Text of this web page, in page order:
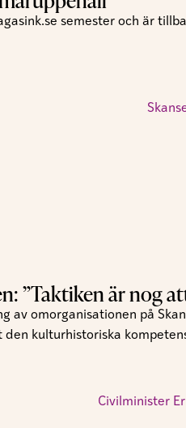
semester och är
”Taktiken är nog
av omorganisationen på
kulturhistoriska